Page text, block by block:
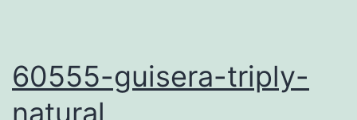
60555-guisera-triply-